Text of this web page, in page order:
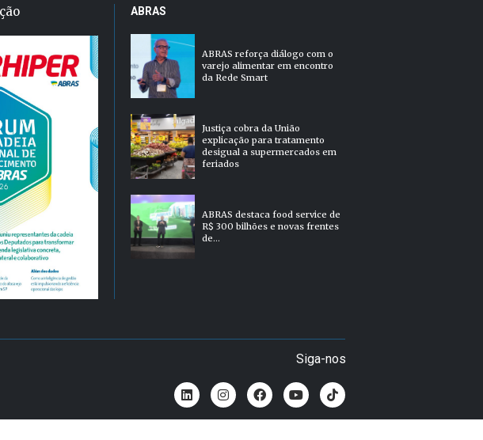
ABRAS
ABRAS reforça diálogo com o
varejo alimentar em encontro
da Rede Smart
Justiça cobra da União
explicação para tratamento
desigual a supermercados em
feriados
ABRAS destaca food service de
R$ 300 bilhões e novas frentes
de...
Siga-nos